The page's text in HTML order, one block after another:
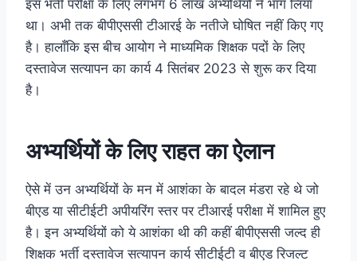
इस भर्ती परीक्षा के लिए लगभग 6 लाख अभ्यर्थियों ने भाग लिया
था। अभी तक बीपीएससी टीआरई के नतीजे घोषित नहीं किए गए
है। हालाँकि इस बीच आयोग ने माध्यमिक शिक्षक पदों के लिए
दस्तावेज सत्यापन का कार्य 4 सितंबर 2023 से शुरू कर दिया
है।
अभ्यर्थियों के लिए राहत का ऐलान
ऐसे में उन अभ्यर्थियों के मन में आशंका के बादल मंडरा रहे थे जो
बीएड या सीटीईटी अपीयरिंग स्तर पर टीआरई परीक्षा में शामिल हुए
है। इन अभ्यर्थियों को ये आशंका थी की कहीं बीपीएससी जल्द ही
शिक्षक भर्ती दस्तावेज सत्यापन कार्य सीटीईटी व बीएड रिजल्ट